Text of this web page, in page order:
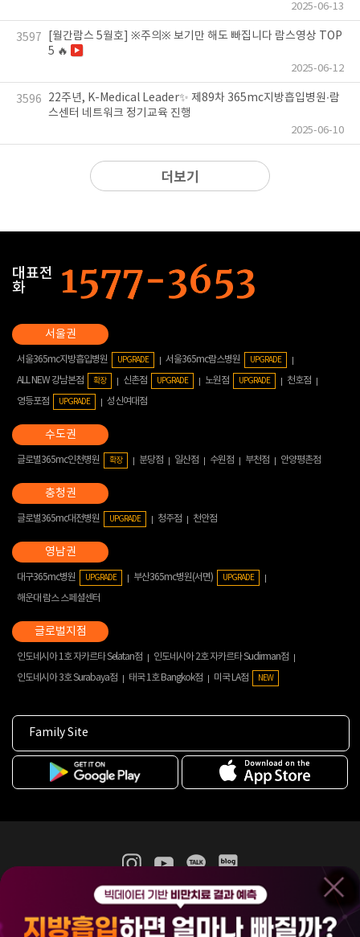
2025-06-13
3597
[월간람스 5월호] ※주의※ 보기만 해도 빠집니다 람스영상 TOP
5 🔥
2025-06-12
3596
22주년, K-Medical Leader✨ 제89차 365mc지방흡입병원∙람
스센터 네트워크 정기교육 진행
2025-06-10
더보기
대표전
화
서울365mc지방흡입병원 UPGRADE 서울365mc람스병원 UPGRADE
ALL NEW 강남본점 확장 신촌점 UPGRADE 노원점 UPGRADE
천호점
영등포점
UPGRADE 성신여대점
글로벌365mc인천병원 확장 분당점 일산점 수원점 부천점 안양평촌점
글로벌365mc대전병원 UPGRADE 청주점 천안점
대구365mc병원 UPGRADE 부산365mc병원(서면) UPGRADE
해운대 람스 스페셜센터
인도네시아 1호 자카르타 Selatan점
인도네시아 2호 자카르타 Sudirman점
인도네시아 3호 Surabaya점
태국 1호 Bangkok점 미국 LA점 NEW
Family Site
365mc 병·의원 이용약관
홈페이지 이용약관
비급여진료수가